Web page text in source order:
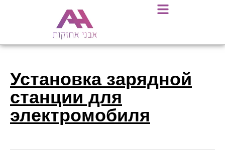
Установка зарядной
станции для
электромобиля